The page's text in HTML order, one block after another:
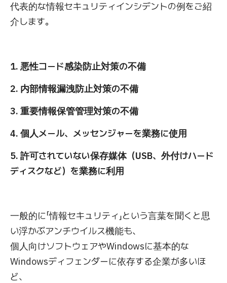
代表的な情報セキュリティインシデントの例をご紹
介します。
1. 悪性コード感染防止対策の不備
2. 内部情報漏洩防止対策の不備
3. 重要情報保管管理対策の不備
4. 個人メール、メッセンジャーを業務に使用
5. 許可されていない保存媒体（USB、外付けハード
ディスクなど）を業務に利用
一般的に「情報セキュリティ」という言葉を聞くと思
い浮かぶアンチウイルス機能も、
個人向けソフトウェアやWindowsに基本的な
Windowsディフェンダーに依存する企業が多いほ
ど、